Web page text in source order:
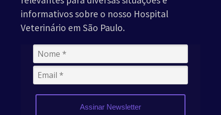
informativos sobre o nosso Hospital
Veterinário em São Paulo.
Assinar Newsletter